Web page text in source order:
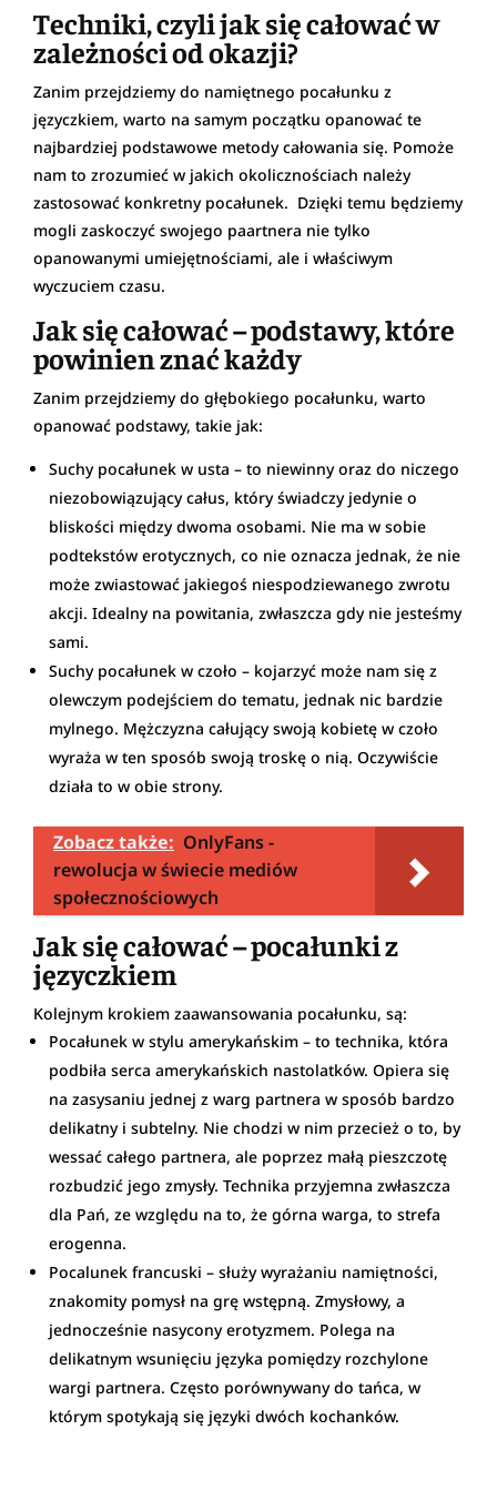
Techniki, czyli jak się całować w
zależności od okazji?
Zanim przejdziemy do namiętnego pocałunku z
języczkiem, warto na samym początku opanować te
najbardziej podstawowe metody całowania się. Pomoże
nam to zrozumieć w jakich okolicznościach należy
zastosować konkretny pocałunek. Dzięki temu będziemy
mogli zaskoczyć swojego paartnera nie tylko
opanowanymi umiejętnościami, ale i właściwym
wyczuciem czasu.
Jak się całować – podstawy, które
powinien znać każdy
Zanim przejdziemy do głębokiego pocałunku, warto
opanować podstawy, takie jak:
Suchy pocałunek w usta – to niewinny oraz do niczego
niezobowiązujący całus, który świadczy jedynie o
bliskości między dwoma osobami. Nie ma w sobie
podtekstów erotycznych, co nie oznacza jednak, że nie
może zwiastować jakiegoś niespodziewanego zwrotu
akcji. Idealny na powitania, zwłaszcza gdy nie jesteśmy
sami.
Suchy pocałunek w czoło – kojarzyć może nam się z
olewczym podejściem do tematu, jednak nic bardzie
mylnego. Mężczyzna całujący swoją kobietę w czoło
wyraża w ten sposób swoją troskę o nią. Oczywiście
działa to w obie strony.
Zobacz także: OnlyFans -
rewolucja w świecie mediów
społecznościowych
Jak się całować – pocałunki z
języczkiem
Kolejnym krokiem zaawansowania pocałunku, są:
Pocałunek w stylu amerykańskim – to technika, która
podbiła serca amerykańskich nastolatków. Opiera się
na zasysaniu jednej z warg partnera w sposób bardzo
delikatny i subtelny. Nie chodzi w nim przecież o to, by
wessać całego partnera, ale poprzez małą pieszczotę
rozbudzić jego zmysły. Technika przyjemna zwłaszcza
dla Pań, ze względu na to, że górna warga, to strefa
erogenna.
Pocalunek francuski – służy wyrażaniu namiętności,
znakomity pomysł na grę wstępną. Zmysłowy, a
jednocześnie nasycony erotyzmem. Polega na
delikatnym wsunięciu języka pomiędzy rozchylone
wargi partnera. Często porównywany do tańca, w
którym spotykają się języki dwóch kochanków.